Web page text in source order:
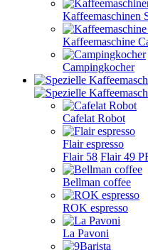
Kaffeemaschinen
Kaffeemaschine
Campingkocher
Cafelat Robot
Flair espresso
Flair 58 Flair 49
Bellman coffee
ROK espresso
La Pavoni